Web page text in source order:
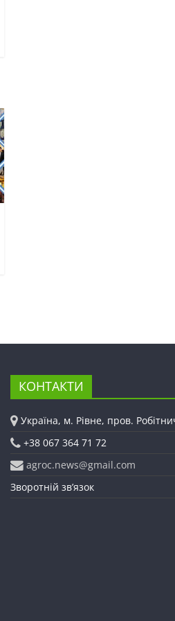
КОНТАКТИ
Україна, м. Рівне, пров.
+38 067 364 71 72
agroc.news@gmail.com
Зворотній зв’язок